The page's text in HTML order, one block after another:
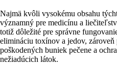
Najmä kvôli vysokému obsahu
významný pre medicínu a
totiž dôležité pre správne
elimináciu toxínov a jedov,
poškodených buniek pečene a
nežiadúcich látok.